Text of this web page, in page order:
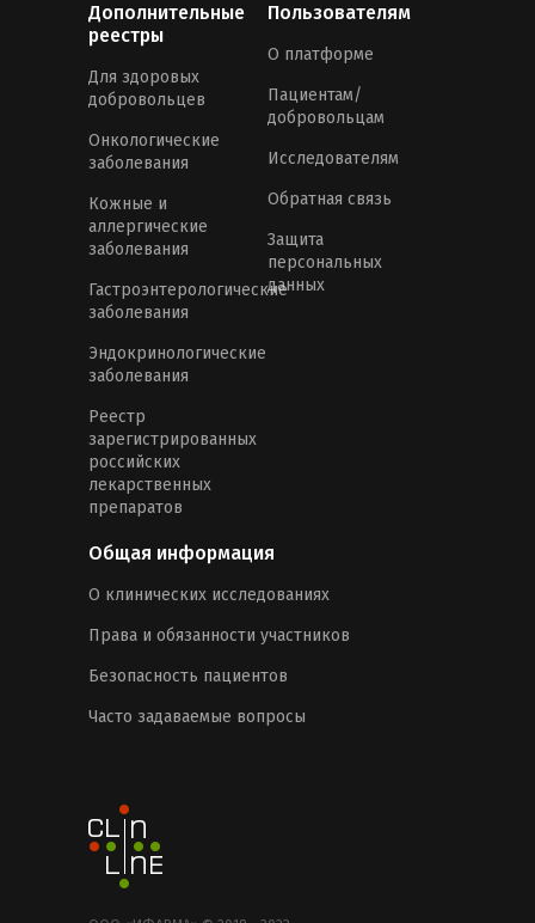
Дополнительные
реестры
Для здоровых
добровольцев
Онкологические
заболевания
Кожные и
аллергические
заболевания
Гастроэнтерологические
заболевания
Эндокринологические
заболевания
Реестр
зарегистрированных
российских
лекарственных
препаратов
Пользователям
О платформе
Пациентам/
добровольцам
Исследователям
Обратная связь
Защита
персональных
данных
Общая информация
О клинических исследованиях
Права и обязанности участников
Безопасность пациентов
Часто задаваемые вопросы